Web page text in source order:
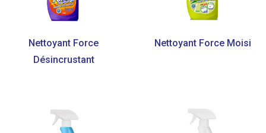
Nettoyant Force
Désincrustant
Nettoyant Force Moisi